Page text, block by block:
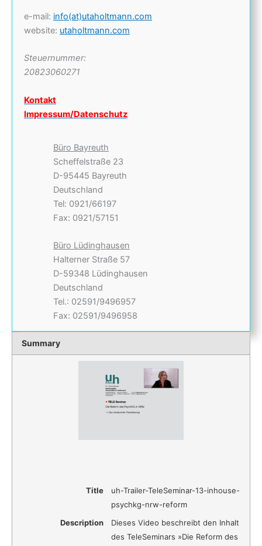
e-mail: info(at)utaholtmann.com
website: utaholtmann.com
Steuernummer:
20823060271
Kontakt
Impressum/Datenschutz
Büro Bayreuth
Scheffelstraße 23
D-95445 Bayreuth
Deutschland
Tel: 0921/66197
Fax: 0921/57151
Büro Lüdinghausen
Halterner Straße 57
D-59348 Lüdinghausen
Deutschland
Tel.: 02591/9496957
Fax: 02591/9496958
Summary
Title
uh-Trailer-TeleSeminar-13-inhouse-
psychkg-nrw-reform
Description
Dieses Video beschreibt den Inhalt
des TeleSeminars »Die Reform des